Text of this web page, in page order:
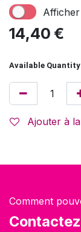
14,40 €
Available Quantity
Ajouter à
Comment